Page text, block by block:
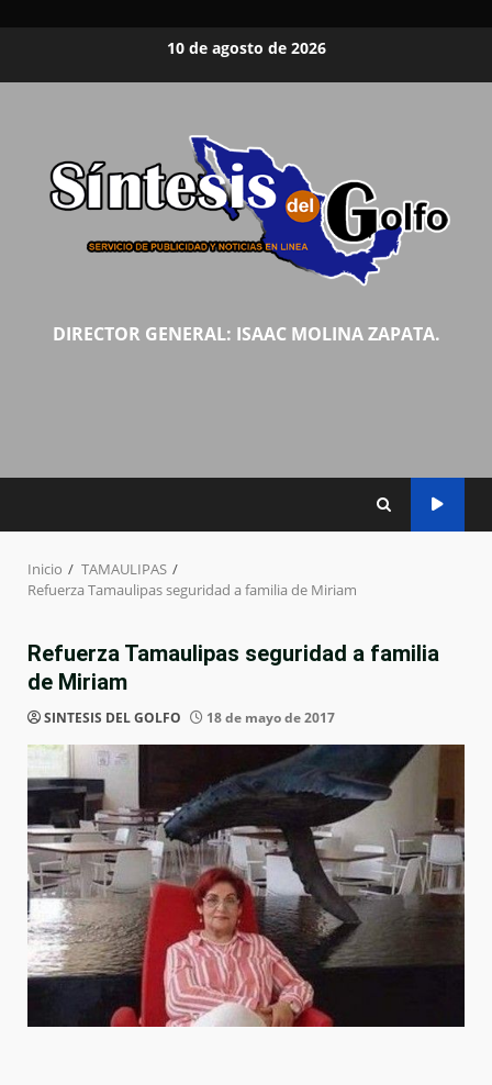
10 de agosto de 2026
DIRECTOR GENERAL: ISAAC MOLINA ZAPATA.
Inicio
TAMAULIPAS
Refuerza Tamaulipas seguridad a familia de Miriam
Refuerza Tamaulipas seguridad a familia
de Miriam
SINTESIS DEL GOLFO 18 de mayo de 2017